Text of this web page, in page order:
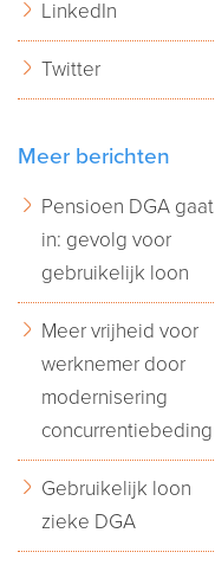
LinkedIn
Twitter
Meer berichten
Pensioen DGA gaat
in: gevolg voor
gebruikelijk loon
Meer vrijheid voor
werknemer door
modernisering
concurrentiebeding
Gebruikelijk loon
zieke DGA